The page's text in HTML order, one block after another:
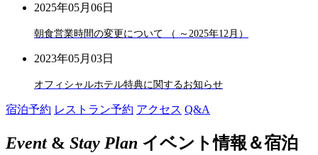
2025年05月06日
朝食営業時間の変更について （ ～2025年12月）
2023年05月03日
オフィシャルホテル特典に関するお知らせ
宿泊予約 レストラン予約 アクセス Q&A
Event& Stay Plan イベント情報＆宿泊